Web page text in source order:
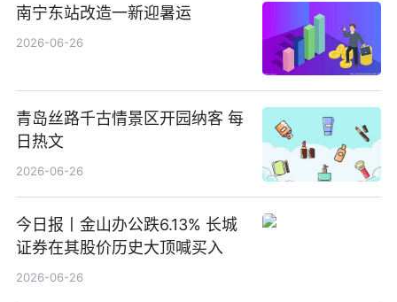
南宁东站改造一新迎暑运
2026-06-26
青岛丝路千古情景区开园纳客 每
日热文
2026-06-26
今日报丨金山办公跌6.13% 长城
证券在其股价历史大顶喊买入
2026-06-26